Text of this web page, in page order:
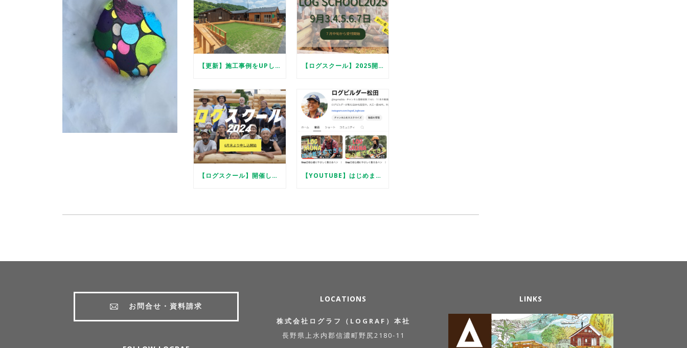
【更新】施工事例をUPしました 【ログスクール】2025開催します
【ログスクール】開催します 【YOUTUBE】はじめました（初心者向けログDIYの方法）
お問合せ・資料請求
LOCATIONS
株式会社ログラフ（LOGRAF）本社
長野県上水内郡信濃町野尻2180-11
LINKS